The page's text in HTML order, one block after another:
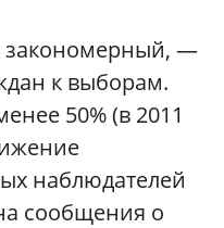
закономерный, —
к выборам.
50% (в 2011
наблюдателей
сообщения о